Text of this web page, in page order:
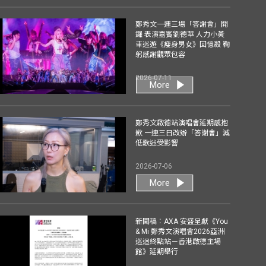
鄭秀文一連三場「答謝會」開
鑼 表演嘉賓劉德華 人力小黃
車巡遊《瘦身男女》回憶殺 鞠
躬感謝觀眾包容
2026-07-11
More
鄭秀文啟德站演唱會延期感抱
歉 一連三日改辦「答謝會」減
低歌迷受影響
2026-07-06
More
新聞稿︰AXA 安盛呈獻《You
& Mi 鄭秀文演唱會2026亞洲
巡迴終點站－香港啟德主場
館》延期舉行